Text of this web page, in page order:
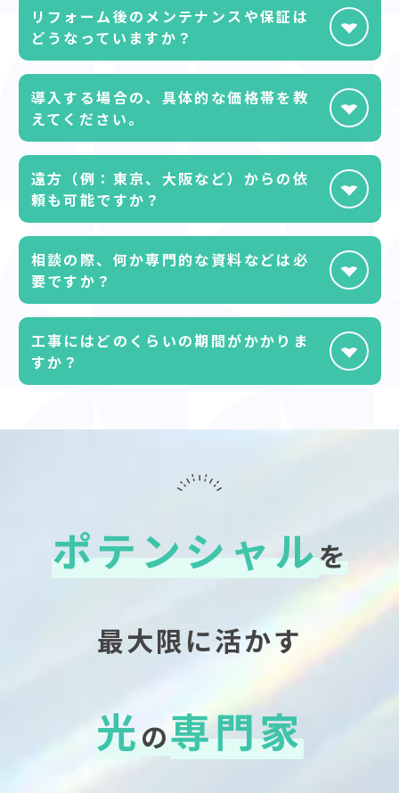
耐久性には自信があります。約15年にわたる独自開
発の過程で、長寿命の部品を選定するなど、耐久性の
設計のため、一般的な照明器具のように頻繁な交換
は不要です。
リフォーム後のメンテナンスや保証は
どうなっていますか？
施工後も、製作者であるビームデザイナーが責任を
持ってサポートします。12Vの低電圧で動作するシス
容易です 。気になる点があれば、いつでもお声がけ
ください。
導入する場合の、具体的な価格帯を教
えてください。
完全オーダーメイドの製品のため、定価は定めてい
ません。10万円台から100万円以上など、料金は規
を踏まえて、詳細なお見積もりを個別にご提案いたし
ます。
遠方（例：東京、大阪など）からの依
頼も可能ですか？
はい、もちろんです。オンラインでの打ち合わせがメ
インのため、全国どこにお住まいの方にも対応可能
り、遠方のお客様にも安心してご依頼いただいてお
ります。
相談の際、何か専門的な資料などは必
要ですか？
特に準備する必要はありません。「こんな空間にし
たい」というイメージや、現状のお悩みをお聞かせ
工事にはどのくらいの期間がかかりま
すか？
のご相談の際には、おおよそのスケジュールをご提
ポテンシャルを
最大限に活かす
光の専門家